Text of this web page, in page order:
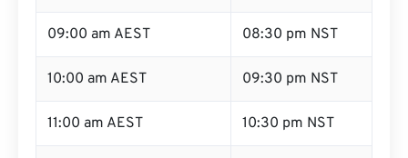
09:00 am AEST 08:30 pm NST
10:00 am AEST 09:30 pm NST
11:00 am AEST 10:30 pm NST